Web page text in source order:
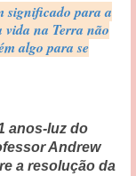
significado para a
na Terra não
algo para se
anos-luz do
Andrew
a resolução da